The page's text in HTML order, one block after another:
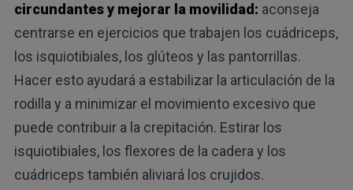
circundantes y mejorar la movilidad: aconseja
centrarse en ejercicios que trabajen los cuádriceps,
los isquiotibiales, los glúteos y las pantorrillas.
Hacer esto ayudará a estabilizar la articulación de la
rodilla y a minimizar el movimiento excesivo que
puede contribuir a la crepitación. Estirar los
isquiotibiales, los flexores de la cadera y los
cuádriceps también aliviará los crujidos.